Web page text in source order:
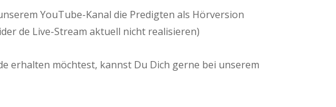
YouTube-Kanal die Predigten als Hörversion
de Live-Stream aktuell nicht realisieren)
erhalten möchtest, kannst Du Dich gerne bei unserem